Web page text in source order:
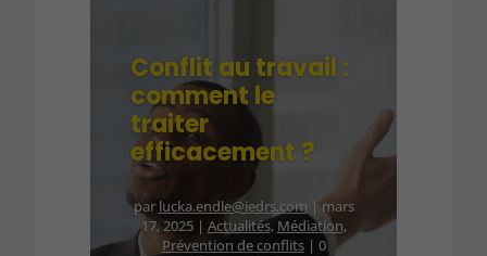
Conflit au travail :
comment le
traiter
efficacement ?
par lucka.endle@iedrs.com |mars
17, 2025| Actualités, Médiation,
Prévention de conflits| 0